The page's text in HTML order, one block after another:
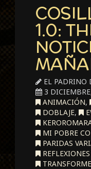
1.0:
EL PADRINO
3
ANIMACIÓN,
DOBLAJE,
MI POBRE
PARIDAS